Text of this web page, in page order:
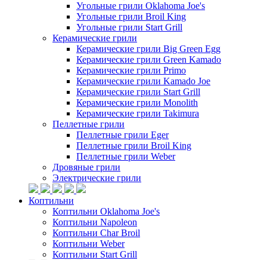
Угольные грили Oklahoma Joe's
Угольные грили Broil King
Угольные грили Start Grill
Керамические грили
Керамические грили Big Green Egg
Керамические грили Green Kamado
Керамические грили Primo
Керамические грили Kamado Joe
Керамические грили Start Grill
Керамические грили Monolith
Керамические грили Takimura
Пеллетные грили
Пеллетные грили Eger
Пеллетные грили Broil King
Пеллетные грили Weber
Дровяные грили
Электрические грили
Коптильни
Коптильни Oklahoma Joe's
Коптильни Napoleon
Коптильни Char Broil
Коптильни Weber
Коптильни Start Grill